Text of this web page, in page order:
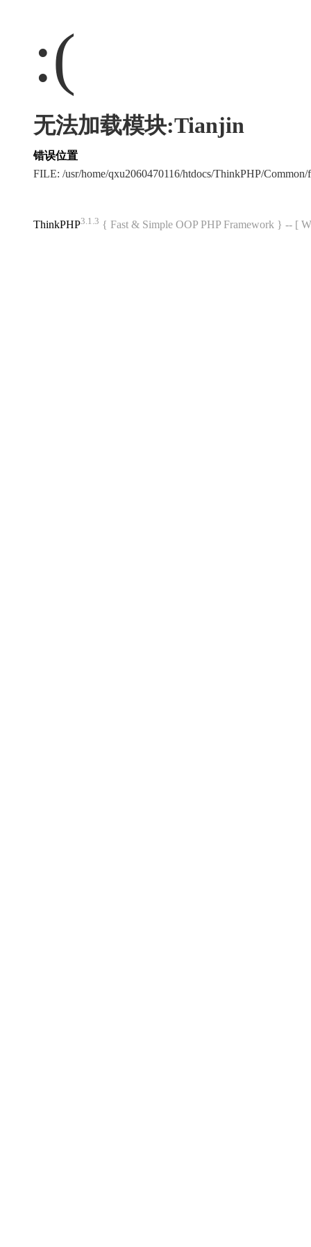
:(
无法加载模块:Tianjin
错误位置
FILE: /usr/home/qxu2060470116/htdocs/ThinkPHP/
ThinkPHP3.1.3 { Fast & Simple OOP PHP Framework } -- [